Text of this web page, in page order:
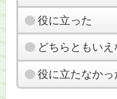
役に立った
どちらともいえ
役に立たなかっ